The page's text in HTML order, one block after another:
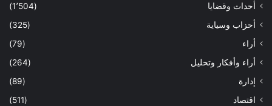
أحداث وقضايا
(1٬504)
أحزاب وسياية
(325)
أراء
(79)
أراء وأفكار وتحليل
(264)
إدارة
(89)
اقتصاد
(511)